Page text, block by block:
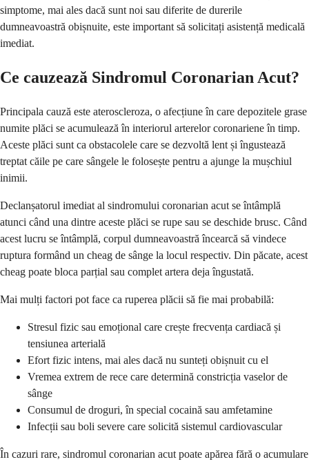
simptome, mai ales dacă sunt noi sau diferite de durerile
dumneavoastră obișnuite, este important să solicitați asistență medicală
imediat.
Ce cauzează Sindromul Coronarian Acut?
Principala cauză este ateroscleroza, o afecțiune în care depozitele grase
numite plăci se acumulează în interiorul arterelor coronariene în timp.
Aceste plăci sunt ca obstacolele care se dezvoltă lent și îngustează
treptat căile pe care sângele le folosește pentru a ajunge la mușchiul
inimii.
Declanșatorul imediat al sindromului coronarian acut se întâmplă
atunci când una dintre aceste plăci se rupe sau se deschide brusc. Când
acest lucru se întâmplă, corpul dumneavoastră încearcă să vindece
ruptura formând un cheag de sânge la locul respectiv. Din păcate, acest
cheag poate bloca parțial sau complet artera deja îngustată.
Mai mulți factori pot face ca ruperea plăcii să fie mai probabilă:
Stresul fizic sau emoțional care crește frecvența cardiacă și
tensiunea arterială
Efort fizic intens, mai ales dacă nu sunteți obișnuit cu el
Vremea extrem de rece care determină constricția vaselor de
sânge
Consumul de droguri, în special cocaină sau amfetamine
Infecții sau boli severe care solicită sistemul cardiovascular
În cazuri rare, sindromul coronarian acut poate apărea fără o acumulare